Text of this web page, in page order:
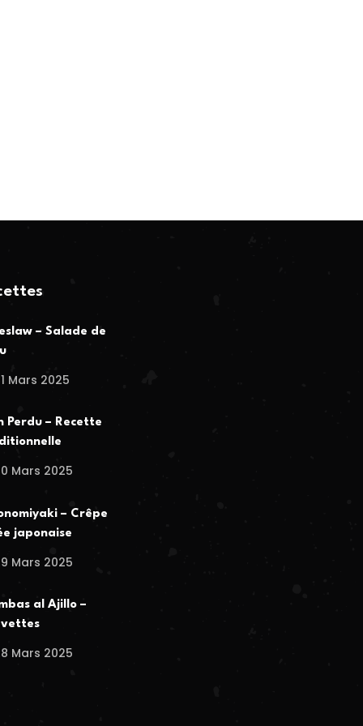
– Salade de
Mars 2025
Perdu – Recette
Mars 2025
– Crêpe
japonaise
Mars 2025
al Ajillo –
Mars 2025